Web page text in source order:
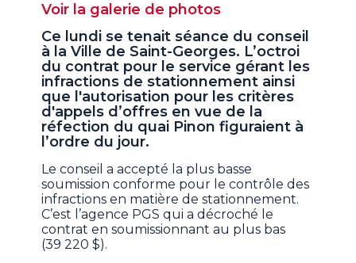
Voir la galerie de photos
Ce lundi se tenait séance du conseil
à la Ville de Saint-Georges. L’octroi
du contrat pour le service gérant les
infractions de stationnement ainsi
que l'autorisation pour les critères
d'appels d’offres en vue de la
réfection du quai Pinon figuraient à
l’ordre du jour.
Le conseil a accepté la plus basse
soumission conforme pour le contrôle des
infractions en matière de stationnement.
C’est l’agence PGS qui a décroché le
contrat en soumissionnant au plus bas
(39 220 $).